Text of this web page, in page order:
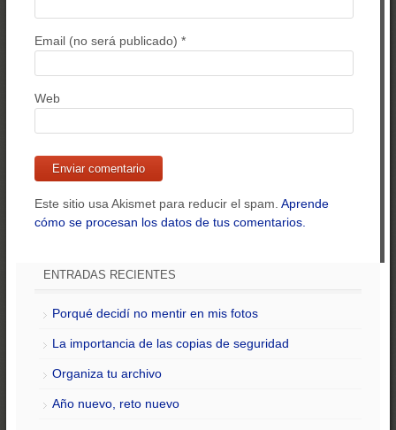
Email (no será publicado) *
Web
Este sitio usa Akismet para reducir el spam. Aprende
cómo se procesan los datos de tus comentarios.
ENTRADAS RECIENTES
Porqué decidí no mentir en mis fotos
La importancia de las copias de seguridad
Organiza tu archivo
Año nuevo, reto nuevo